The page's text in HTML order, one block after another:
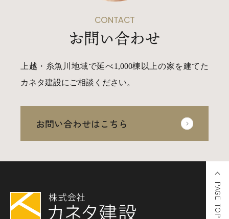
CONTACT
お問い合わせ
上越・糸魚川地域で延べ1,000棟以上の家を建てた
カネタ建設にご相談ください。
お問い合わせはこちら
PAGE TOP